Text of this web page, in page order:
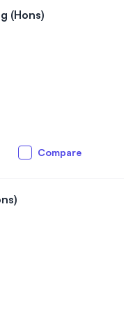
(Hons)
Compare